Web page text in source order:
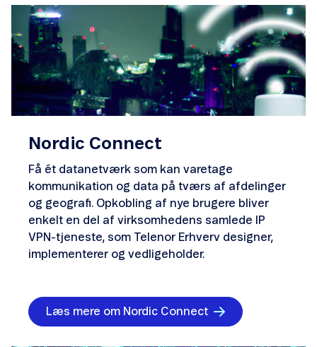
Nordic Connect
Få ét datanetværk som kan varetage
kommunikation og data på tværs af afdelinger
og geografi. Opkobling af nye brugere bliver
enkelt en del af virksomhedens samlede IP
VPN-tjeneste, som Telenor Erhverv designer,
implementerer og vedligeholder.
Læs mere om Nordic Connect